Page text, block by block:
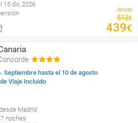
15 dic 2026
desde
512€
439€
Septiembre hasta el 10 de agosto
Viaje Incluido
Madrid
noches